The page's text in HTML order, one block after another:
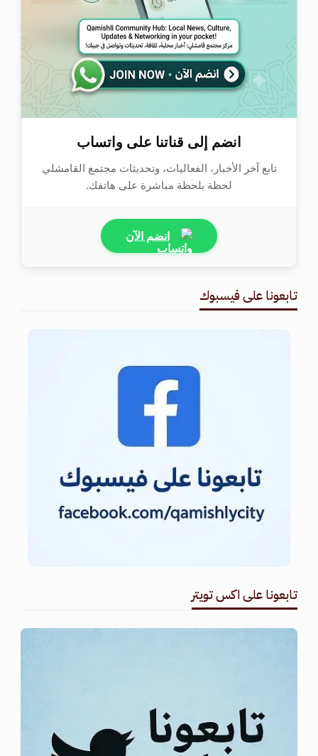
انضم إلى قناتنا على واتساب
تابع آخر الأخبار، الفعاليات، وتحديثات مجتمع القامشلي
لحظة بلحظة مباشرة على هاتفك.
انضم الآن
تابعونا على فيسبوك
تابعونا على اكس تويتر